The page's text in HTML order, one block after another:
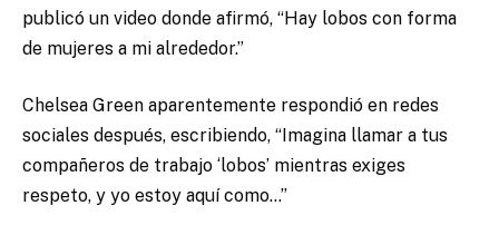
publicó un video donde afirmó, “Hay lobos con forma
de mujeres a mi alrededor.”
Chelsea Green aparentemente respondió en redes
sociales después, escribiendo, “Imagina llamar a tus
compañeros de trabajo ‘lobos’ mientras exiges
respeto, y yo estoy aquí como…”